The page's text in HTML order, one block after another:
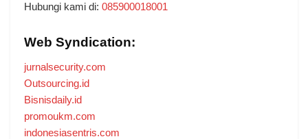
Hubungi kami di: 085900018001
Web Syndication:
jurnalsecurity.com
Outsourcing.id
Bisnisdaily.id
promoukm.com
indonesiasentris.com